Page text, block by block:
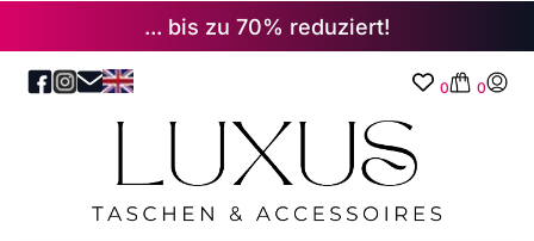
... bis zu 70% reduziert!
0 0